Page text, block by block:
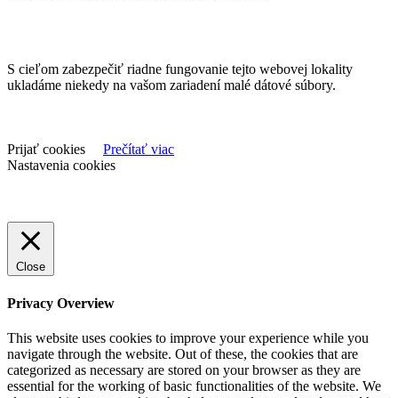
S cieľom zabezpečiť riadne fungovanie tejto webovej lokality
ukladáme niekedy na vašom zariadení malé dátové súbory.
Prijať cookies
Prečítať viac
Nastavenia cookies
Close
Privacy Overview
This website uses cookies to improve your experience while you
navigate through the website. Out of these, the cookies that are
categorized as necessary are stored on your browser as they are
essential for the working of basic functionalities of the website. We